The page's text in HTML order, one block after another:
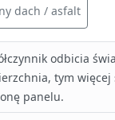
dach / asfalt
odbicia
tym więcej
panelu.